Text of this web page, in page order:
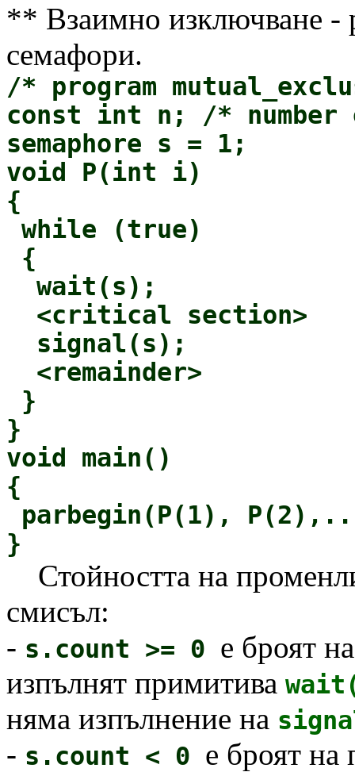
** Взаимно изключване -
семафори.
/* program
const int n; /* number
semaphore s = 1;
void P(int i)
{
while (true)
{
wait(s);
<critical section>
signal(s);
<remainder>
}
}
void main()
{
parbegin(P(1),
}
Стойността на
смисъл:
- s.count >= 0 е броят
изпълнят примитива
няма изпълнение на
- s.count < 0 е броят